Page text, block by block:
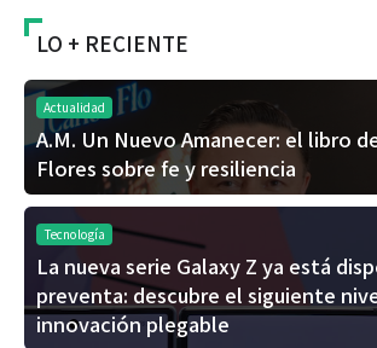
LO + RECIENTE
Actualidad
A.M. Un Nuevo Amanecer: el libro
Flores sobre fe y resiliencia
Tecnología
La nueva serie Galaxy Z ya está
preventa: descubre el siguiente
innovación plegable